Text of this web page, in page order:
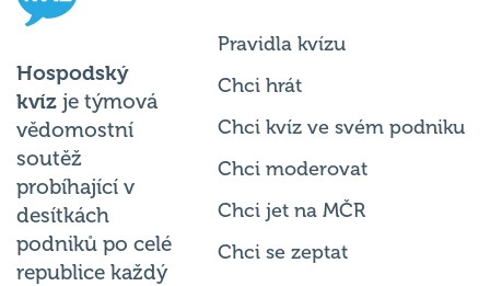
Hospodský
kvíz je týmová
vědomostní
soutěž
probíhající v
desítkách
podniků po celé
republice každý
Pravidla kvízu
Chci hrát
Chci kvíz ve svém podniku
Chci moderovat
Chci jet na MČR
Chci se zeptat